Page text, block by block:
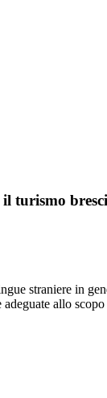
turismo
straniere in
allo scopo